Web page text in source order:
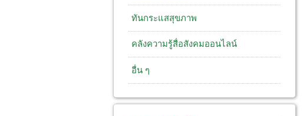
ทันกระแสสุขภาพ
คลังความรู้สื่อสังคมออนไลน์
อื่น ๆ